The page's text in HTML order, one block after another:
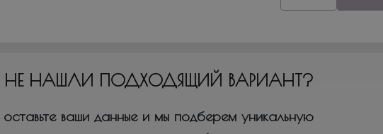
НЕ НАШЛИ ПОДХОДЯЩИЙ ВАРИАНТ?
оставьте ваши данные и мы подберем уникальную